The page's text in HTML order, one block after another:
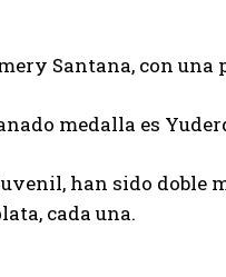
Santana, con
medalla es
han sido
cada una.